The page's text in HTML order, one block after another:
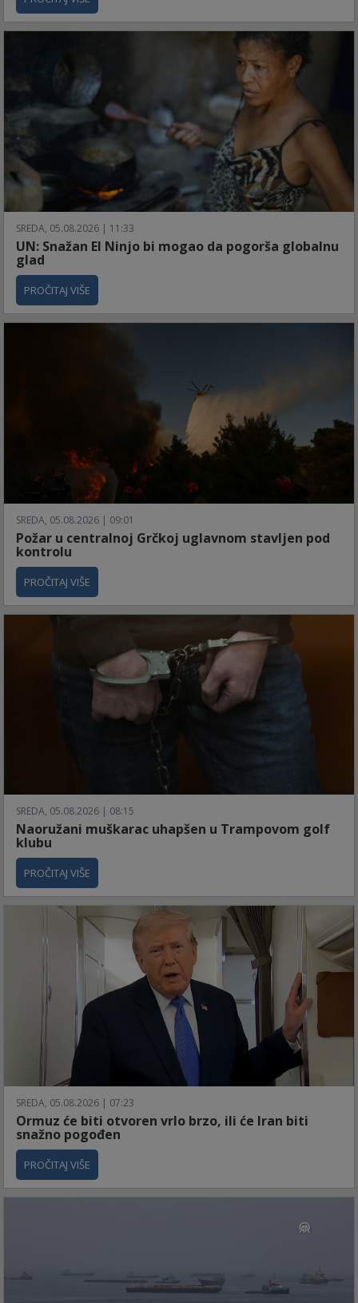
SREDA, 05.08.2026 | 11:33
UN: Snažan El Ninjo bi mogao da pogorša globalnu
glad
PROČITAJ VIŠE
SREDA, 05.08.2026 | 09:01
Požar u centralnoj Grčkoj uglavnom stavljen pod
kontrolu
PROČITAJ VIŠE
SREDA, 05.08.2026 | 08:15
Naoružani muškarac uhapšen u Trampovom golf
klubu
PROČITAJ VIŠE
SREDA, 05.08.2026 | 07:23
Ormuz će biti otvoren vrlo brzo, ili će Iran biti
snažno pogođen
PROČITAJ VIŠE